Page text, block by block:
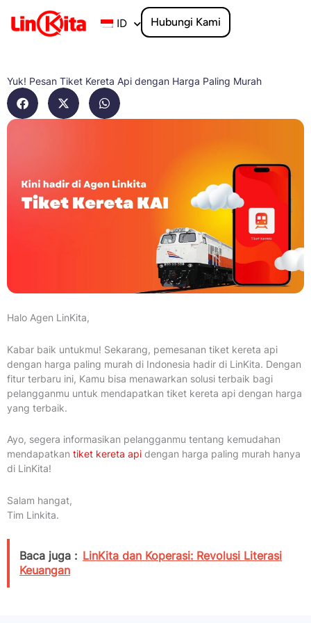
konten
ID Hubungi Kami
Yuk! Pesan Tiket Kereta Api dengan Harga Paling Murah
Halo Agen LinKita,
Kabar baik untukmu! Sekarang, pemesanan tiket kereta api
dengan harga paling murah di Indonesia hadir di LinKita. Dengan
fitur terbaru ini, Kamu bisa menawarkan solusi terbaik bagi
pelangganmu untuk mendapatkan tiket kereta api dengan harga
yang terbaik.
Ayo, segera informasikan pelangganmu tentang kemudahan
mendapatkan tiket kereta api dengan harga paling murah hanya
di LinKita!
Salam hangat,
Tim Linkita.
Baca juga : LinKita dan Koperasi: Revolusi Literasi
Keuangan